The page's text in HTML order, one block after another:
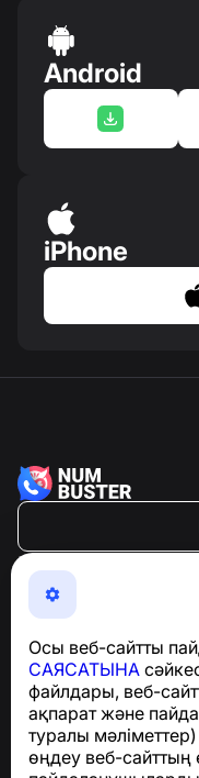
Осы веб-сайтты
САЯСАТЫНА
файлдары, веб-
ақпарат және
туралы мәліметтер)
өңдеу веб-сайттың
Android
iPhone
NumBuster ©
Телефон
хабарламалардан
үшін:
Анықтама орталығы
Жаңалықтар мен
мақалалар